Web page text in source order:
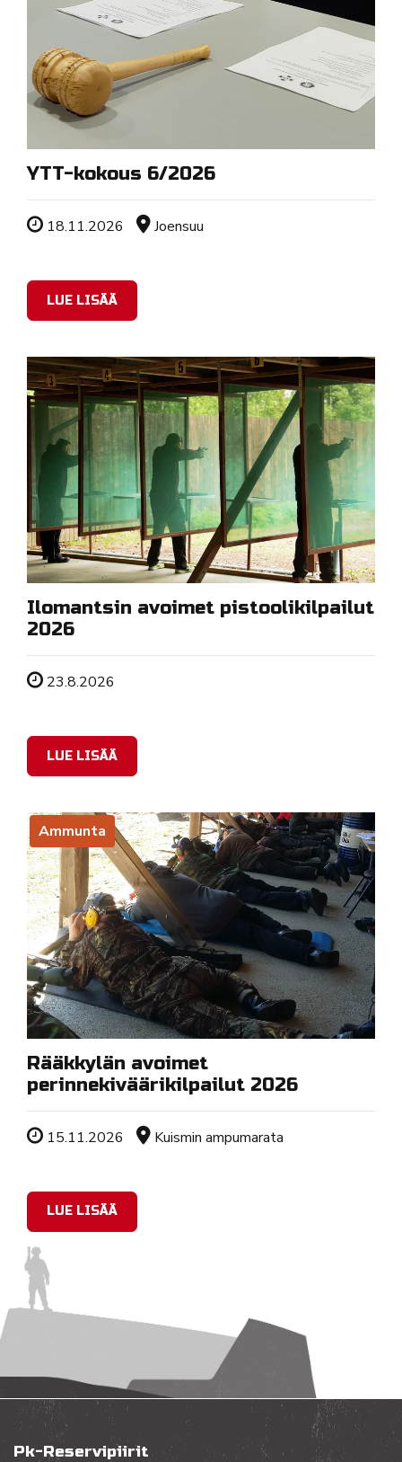
YTT-kokous 6/2026
Tapahtuman ajankohta
18.11.2026 Sijainti
Joensuu
LUE LISÄÄ
Ilomantsin avoimet pistoolikilpailut
2026
Tapahtuman ajankohta
23.8.2026
LUE LISÄÄ
Ammunta
Rääkkylän avoimet
perinnekiväärikilpailut 2026
Tapahtuman ajankohta
15.11.2026 Sijainti
Kuismin ampumarata
LUE LISÄÄ
Pk-Reservipiirit